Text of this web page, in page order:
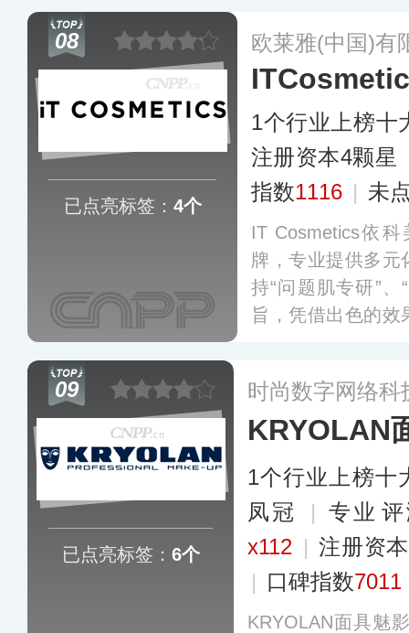
额。更多
08
已点亮标签： 4个
欧莱雅(中国)有
1个行业上榜十
注册资本4颗星
指数1116 | 未
IT Cosmetics依
牌，专业提供多元
持“问题肌专研”、
旨，凭借出色的
选择。更多
09
已点亮标签： 6个
时尚数字网络
KRYOLAN
1个行业上榜十
凤冠
| 专业​
x112 | 注册资
| 口碑指数7011
KRYOLAN面具魅